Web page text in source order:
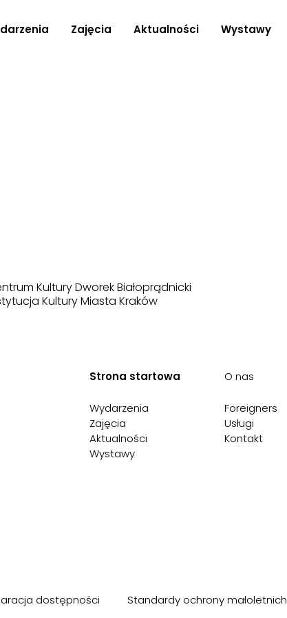
Zajęcia Aktualności Wystawy
Kultury Dworek Białoprądnicki
Kultury Miasta Kraków
Strona startowa
Wydarzenia
Zajęcia
Aktualności
Wystawy
O nas
Foreigners
Usługi
Kontakt
dostępności Standardy ochrony małoletnich